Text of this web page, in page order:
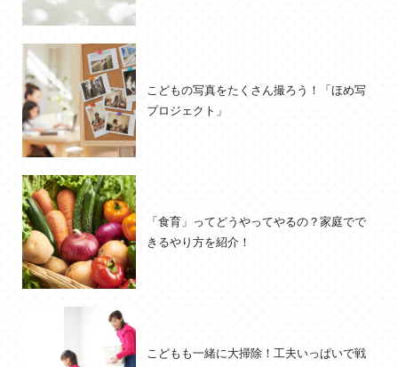
こどもの写真をたくさん撮ろう！「ほめ写
プロジェクト」
「食育」ってどうやってやるの？家庭でで
きるやり方を紹介！
こどもも一緒に大掃除！工夫いっぱいで戦